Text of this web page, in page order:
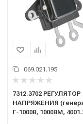
069.021.195
7312.3702 РЕГУЛЯТОР
НАПРЯЖЕНИЯ
Г-1000В, 1000ВМ,